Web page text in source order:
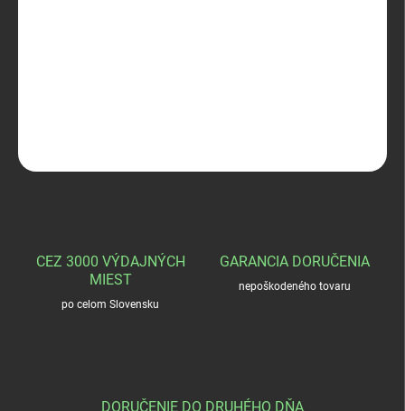
CEZ 3000 VÝDAJNÝCH
MIEST
po celom Slovensku
GARANCIA DORUČENIA
nepoškodeného tovaru
DORUČENIE DO DRUHÉHO DŇA